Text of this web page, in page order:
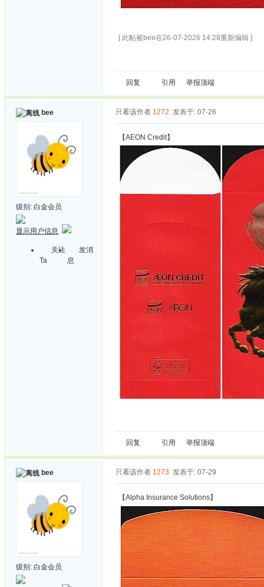
[ 此帖被bee在26-07-2026 14:28重新编辑 ]
回复 引用 举报顶端
bee
级别: 白金会员
显示用户信息
关注
Ta
发消
息
只看该作者 1272 发表于: 07-26
【AEON Credit】
回复 引用 举报顶端
bee
级别: 白金会员
只看该作者 1273 发表于: 07-29
【Alpha Insurance Solutions】